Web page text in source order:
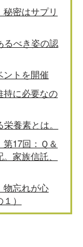
密はサプリ
るべき姿の認
ントを開催
持に必要なの
養素とは。
17回：Ｑ＆
家族信託、
忘れが心
）